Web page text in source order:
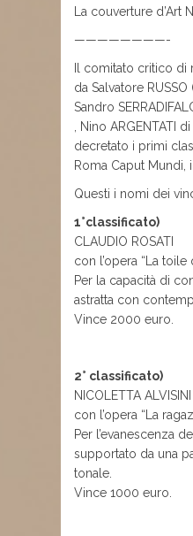
La couverture d’Art
————————-
Il comitato critico di
da Salvatore
Sandro
, Nino ARGENTATI
decretato i primi
Roma Caput Mundi,
Questi i nomi dei
1°classificato)
CLAUDIO ROSATI
con l’opera “La toile
Per la capacità di
astratta con
Vince 2000 euro.
2° classificato)
NICOLETTA ALVISINI
con l’opera “La
Per l’evanescenza
supportato da una
tonale.
Vince 1000 euro.